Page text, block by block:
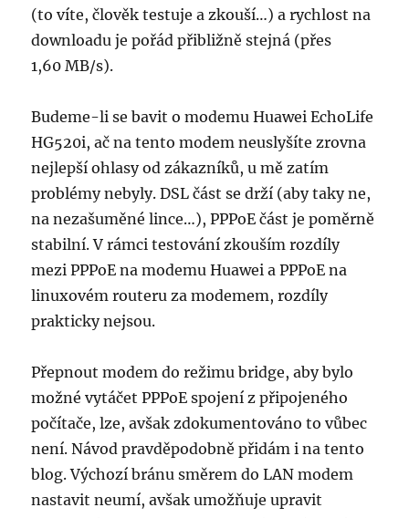
(to víte, člověk testuje a zkouší…) a rychlost na
downloadu je pořád přibližně stejná (přes
1,60 MB/s).
Budeme-li se bavit o modemu Huawei EchoLife
HG520i, ač na tento modem neuslyšíte zrovna
nejlepší ohlasy od zákazníků, u mě zatím
problémy nebyly. DSL část se drží (aby taky ne,
na nezašuměné lince…), PPPoE část je poměrně
stabilní. V rámci testování zkouším rozdíly
mezi PPPoE na modemu Huawei a PPPoE na
linuxovém routeru za modemem, rozdíly
prakticky nejsou.
Přepnout modem do režimu bridge, aby bylo
možné vytáčet PPPoE spojení z připojeného
počítače, lze, avšak zdokumentováno to vůbec
není. Návod pravděpodobně přidám i na tento
blog. Výchozí bránu směrem do LAN modem
nastavit neumí, avšak umožňuje upravit